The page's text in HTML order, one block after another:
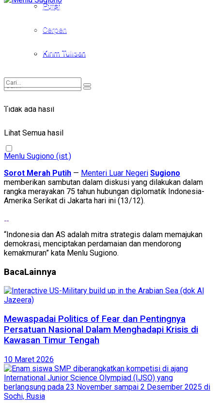
Puisi
Cerpen
Kirim Tulisan
Tidak ada hasil
Lihat Semua hasil
Puisi
Cerpen
Kirim Tulisan
Tidak ada hasil
Menlu Sugiono (ist.)
Sorot Merah Putih — Menteri Luar Negeri Sugiono
memberikan sambutan dalam diskusi yang dilakukan dalam
rangka merayakan 75 tahun hubungan diplomatik Indonesia-
Amerika Serikat di Jakarta hari ini (13/12).
“Indonesia dan AS adalah mitra strategis dalam memajukan
demokrasi, menciptakan perdamaian dan mendorong
kemakmuran” kata Menlu Sugiono.
BacaLainnya
Mewaspadai Politics of Fear dan Pentingnya
Persatuan Nasional Dalam Menghadapi Krisis di
Kawasan Timur Tengah
10 Maret 2026